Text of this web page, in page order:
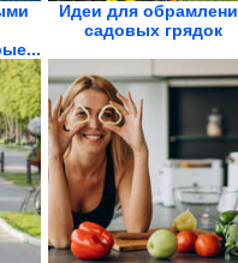
Идеи для
садовых грядок